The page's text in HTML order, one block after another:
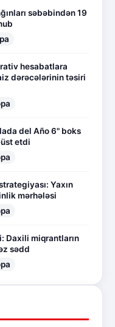
səbəbindən 19
hesabatlara
dərəcələrinin təsiri
del Año 6" boks
etdi
Yaxın
mərhələsi
Daxili miqrantların
sədd